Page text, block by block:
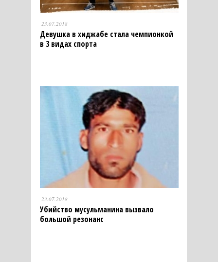
23.07.2018
Девушка в хиджабе стала чемпионкой
в 3 видах спорта
23.07.2018
Убийство мусульманина вызвало
большой резонанс